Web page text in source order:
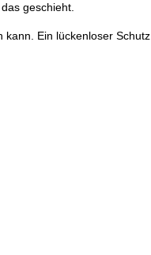
geschieht.
Ein lückenloser